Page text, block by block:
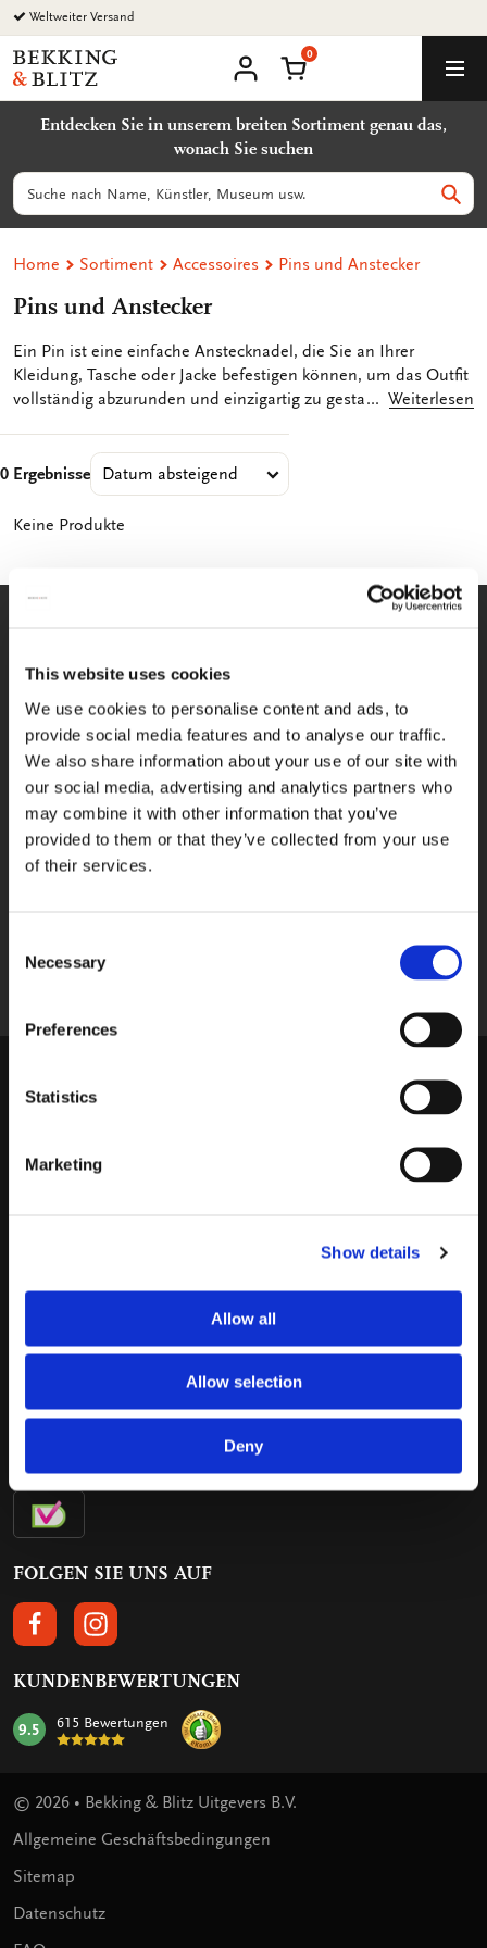
This website uses cookies
We use cookies to personalise content and ads, to
provide social media features and to analyse our traffic.
We also share information about your use of our site with
our social media, advertising and analytics partners who
may combine it with other information that you’ve
provided to them or that they’ve collected from your use
of their services.
Selection
Necessary
Preferences
Statistics
Marketing
Show details
Allow all
Allow selection
Deny
Zurück
zum
Inhalt
Weltweiter Versand
Bekking
&
Uitgevers
Warenkorb
0
Entdecken Sie in unserem breiten Sortiment genau das,
wonach Sie suchen
Suchen
Home Sortiment Accessoires Pins und Anstecker
Pins und Anstecker
Ein Pin ist eine einfache Anstecknadel, die Sie an Ihrer
Kleidung, Tasche oder Jacke befestigen können, um das Outfit
vollständig abzurunden und einzigartig zu gestalten. Sie
Verschlussdöpfchen abdecken. Ein Pin ist ein schönes
Accessoire, weil Sie ihn an jedem gewünschten
Kleidungsstück anbringen und wieder versetzen können.
Geschmack und verleihen Sie Ihrer Kleidung den letzten
Schliff. Durch den Einsatz trendiger Pins bringen Sie mehr
Weiterlesen
0 Ergebnisse
Keine Produkte
Wir sind montags bis freitags
zwischen 09:00 und 17:00 Uhr für Sie
SCHREIBEN SIE UNS!
Schicken Sie uns Ihre Frage einfach
Zahlung
Rechnungskopien
Contact
SICHER EINKAUFEN
FOLGEN SIE UNS AUF
FOLGEN SIE UNS AUF FACEBOOK
FOLGEN SIE UNS AUF INSTAGRAM
KUNDENBEWERTUNGEN
mark:
9.5 615 Bewertungen
© 2026 • Bekking & Blitz Uitgevers B.V.
Allgemeine Geschäftsbedingungen
Sitemap
Datenschutz